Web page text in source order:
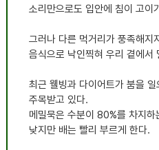
소리만으로도 입안에 침이 고이
그러나 다른 먹거리가 풍족해지
음식으로 낙인찍혀 우리 곁에서
최근 웰빙과 다이어트가 붐을 일
주목받고 있다.
메밀묵은 수분이80%를 차지하
낮지만 배는 빨리 부르게 한다.